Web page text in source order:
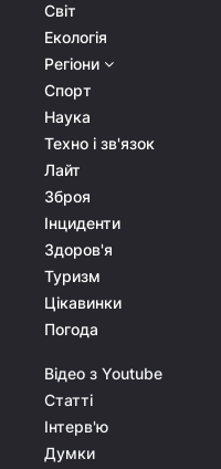
Світ
Екологія
Регіони
Спорт
Наука
Техно і зв'язок
Лайт
Зброя
Інциденти
Здоров'я
Туризм
Цікавинки
Погода
Відео з Youtube
Статті
Інтерв'ю
Думки